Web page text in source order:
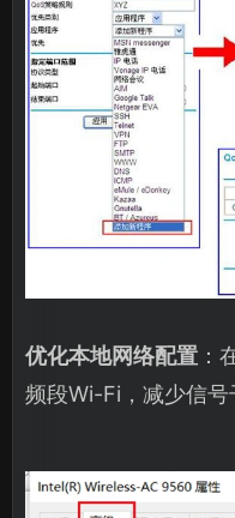
优化本地网络配置 ：
频段Wi-Fi，减少信号